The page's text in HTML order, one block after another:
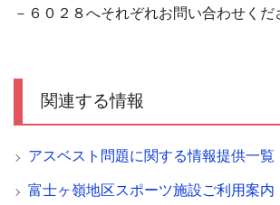
－６０２８へそれぞれお問い合わせくだ
関連する情報
アスベスト問題に関する情報提供一覧
富士ヶ嶺地区スポーツ施設ご利用案内